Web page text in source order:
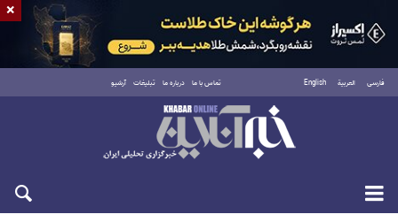
فارسی العربية English تماس با ما درباره ما تبلیغات آرشیو
شنبه ۱۷ مرداد ۱۴۰۵
×